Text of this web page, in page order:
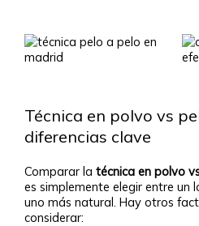
Técnica en polvo vs
diferencias clave
Comparar latécnica en polvo
es simplemente elegir entre un
uno más natural. Hay otros
considerar: